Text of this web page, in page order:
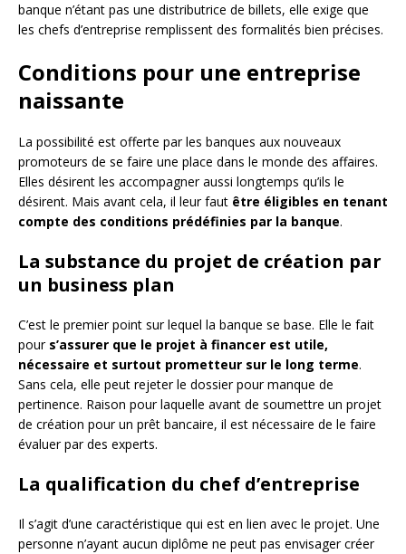
banque n’étant pas une distributrice de billets, elle exige que
les chefs d’entreprise remplissent des formalités bien précises.
Conditions pour une entreprise
naissante
La possibilité est offerte par les banques aux nouveaux
promoteurs de se faire une place dans le monde des affaires.
Elles désirent les accompagner aussi longtemps qu’ils le
désirent. Mais avant cela, il leur faut être éligibles en tenant
compte des conditions prédéfinies par la banque.
La substance du projet de création par
un business plan
C’est le premier point sur lequel la banque se base. Elle le fait
pour s’assurer que le projet à financer est utile,
nécessaire et surtout prometteur sur le long terme.
Sans cela, elle peut rejeter le dossier pour manque de
pertinence. Raison pour laquelle avant de soumettre un projet
de création pour un prêt bancaire, il est nécessaire de le faire
évaluer par des experts.
La qualification du chef d’entreprise
Il s’agit d’une caractéristique qui est en lien avec le projet. Une
personne n’ayant aucun diplôme ne peut pas envisager créer